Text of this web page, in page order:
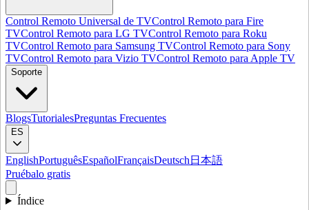
Control Remoto Universal de TVControl Remoto para Fire
TVControl Remoto para LG TVControl Remoto para Roku
TVControl Remoto para Samsung TVControl Remoto para Sony
TVControl Remoto para Vizio TVControl Remoto para Apple TV
Soporte
BlogsTutorialesPreguntas Frecuentes
ES
EnglishPortuguêsEspañolFrançaisDeutsch 日本語
Pruébalo gratis
Índice